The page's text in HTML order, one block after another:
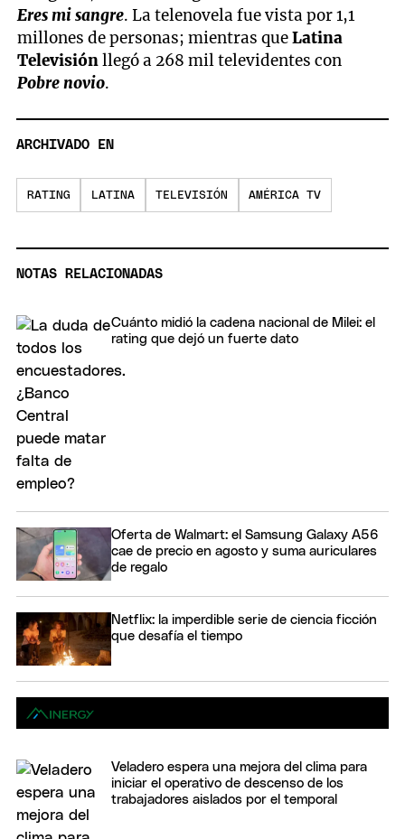
Eres mi sangre. La telenovela fue vista por 1,1
millones de personas; mientras queLatina
Televisiónllegó a 268 mil televidentes con
Pobre novio.
ARCHIVADO EN
RATING LATINA TELEVISIÓN AMÉRICA TV
NOTAS RELACIONADAS
Cuánto midió la cadena nacional de Milei: el
rating que dejó un fuerte dato
Oferta de Walmart: el Samsung Galaxy A56
cae de precio en agosto y suma auriculares
de regalo
Netflix: la imperdible serie de ciencia ficción
que desafía el tiempo
Veladero espera una mejora del clima para
iniciar el operativo de descenso de los
trabajadores aislados por el temporal